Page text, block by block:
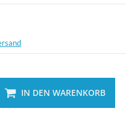
IN DEN WARENKORB